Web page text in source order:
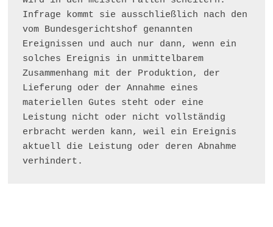
Infrage kommt sie ausschließlich nach den
vom Bundesgerichtshof genannten
Ereignissen und auch nur dann, wenn ein
solches Ereignis in unmittelbarem
Zusammenhang mit der Produktion, der
Lieferung oder der Annahme eines
materiellen Gutes steht oder eine
Leistung nicht oder nicht vollständig
erbracht werden kann, weil ein Ereignis
aktuell die Leistung oder deren Abnahme
verhindert.